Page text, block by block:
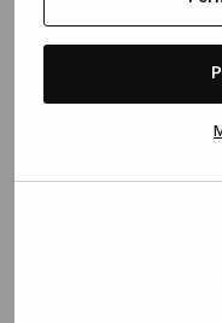
loadingwww.kvik.es